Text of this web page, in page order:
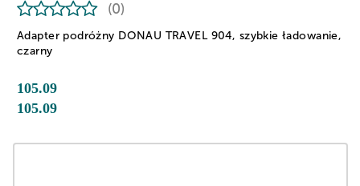
Adapter podróżny DONAU TRAVEL 904, szybkie ładowanie,
czarny
(0)
105.09
105.09